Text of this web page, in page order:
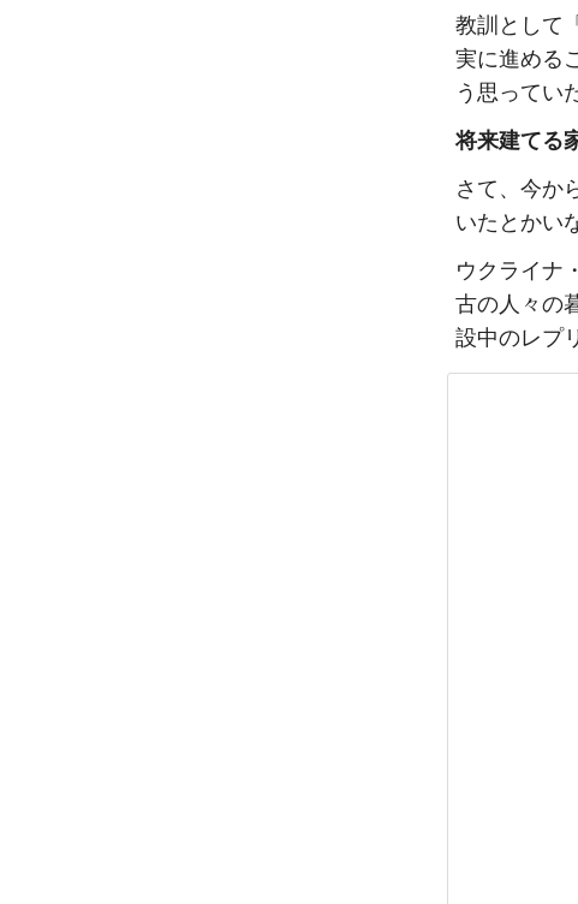
教訓として
実に進める
う思ってい
将来建てる
さて、今か
いたとかい
ウクライナ
古の人々の
設中のレプ